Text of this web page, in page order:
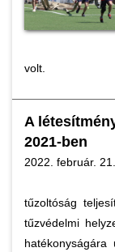
volt.
A
2021-ben
2022. február.
tűzoltóság
tűzvédelmi